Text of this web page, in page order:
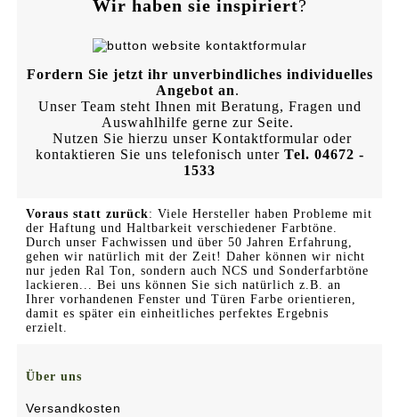
Wir haben sie inspiriert?
Fordern Sie jetzt ihr unverbindliches individuelles
Angebot an.
Unser Team steht Ihnen mit Beratung, Fragen und
Auswahlhilfe gerne zur Seite.
Nutzen Sie hierzu unser Kontaktformular oder
kontaktieren Sie uns telefonisch unter Tel. 04672 -
1533
Voraus statt zurück: Viele Hersteller haben Probleme mit
der Haftung und Haltbarkeit verschiedener Farbtöne.
Durch unser Fachwissen und über 50 Jahren Erfahrung,
gehen wir natürlich mit der Zeit! Daher können wir nicht
nur jeden Ral Ton, sondern auch NCS und Sonderfarbtöne
lackieren... Bei uns können Sie sich natürlich z.B. an
Ihrer vorhandenen Fenster und Türen Farbe orientieren,
damit es später ein einheitliches perfektes Ergebnis
erzielt.
Über uns
Versandkosten